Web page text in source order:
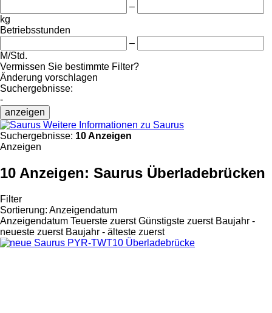
–
kg
Betriebsstunden
–
M/Std.
Vermissen Sie bestimmte Filter?
Änderung vorschlagen
Suchergebnisse:
-
anzeigen
Weitere Informationen zu Saurus
Suchergebnisse: 10 Anzeigen
Anzeigen
10 Anzeigen: Saurus Überladebrücken
Filter
Sortierung: Anzeigendatum
Anzeigendatum Teuerste zuerst Günstigste zuerst Baujahr -
neueste zuerst Baujahr - älteste zuerst